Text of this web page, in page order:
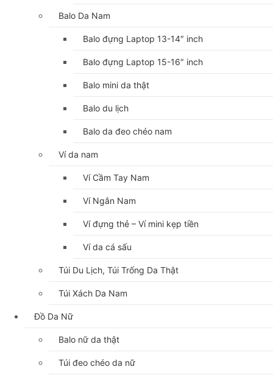
Balo Da Nam
Balo đựng Laptop 13-14″ inch
Balo đựng Laptop 15-16″ inch
Balo mini da thật
Balo du lịch
Balo da đeo chéo nam
Ví da nam
Ví Cầm Tay Nam
Ví Ngắn Nam
Ví đựng thẻ – Ví mini kẹp tiền
Ví da cá sấu
Túi Du Lịch, Túi Trống Da Thật
Túi Xách Da Nam
Đồ Da Nữ
Balo nữ da thật
Túi đeo chéo da nữ